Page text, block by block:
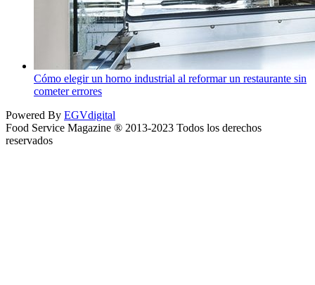
Cómo elegir un horno industrial al reformar un restaurante sin
cometer errores
Powered By EGVdigital
Food Service Magazine ® 2013-2023 Todos los derechos
reservados